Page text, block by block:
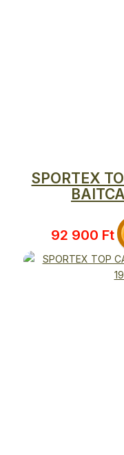
SPORTEX
92 900 Ft